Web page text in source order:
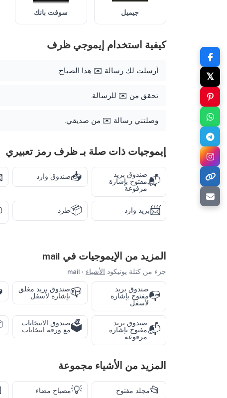
جيميل سوفت بانك
كيفية استخدام إيموجي ظرف
أرسلت لك رسالة ✉️ هذا الصباح.
تحقق من ✉️ للرسالة.
وصلتني رسالة ✉️ من صديقي.
إيموجيات ذات صلة بـ ظرف رمز تعبيري
📬
صندوق بريد
مفتوح بإشارة
مرفوعة
📥صندوق وارد
📨بريد وارد 📦طرد
المزيد من الإيموجيات في mail
جزء من كتلة يونيكود الأشياء ›
mail
📭
صندوق بريد
مفتوح بإشارة
لأسفل
📪صندوق بريد مغلق
بإشارة لأسفل
📬
صندوق بريد
مفتوح بإشارة
مرفوعة
🗳️صندوق الانتخابات
مع ورقة انتخابات
المزيد من الأشياء مجموعة
📂مجلد مفتوح 💡مصباح مضاء
𝕏